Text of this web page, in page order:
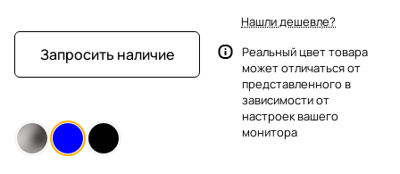
Запросить наличие
Нашли дешевле?
Реальный цвет товара
может отличаться от
представленного в
зависимости от
настроек вашего
монитора